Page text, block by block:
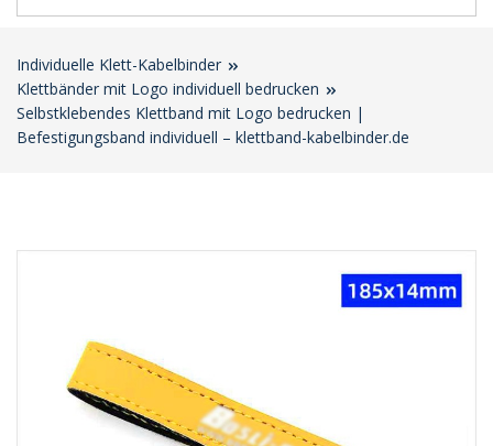
Individuelle Klett-Kabelbinder
Klettbänder mit Logo individuell bedrucken
Selbstklebendes Klettband mit Logo bedrucken |
Befestigungsband individuell – klettband-kabelbinder.de